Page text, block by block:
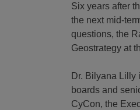
Six years after
the next mid-
questions, the
Geostrategy at
Dr. Bilyana Lilly
boards and
CyCon, the